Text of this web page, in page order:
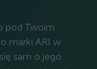
pod Twoim
marki ARI w
sam o jego